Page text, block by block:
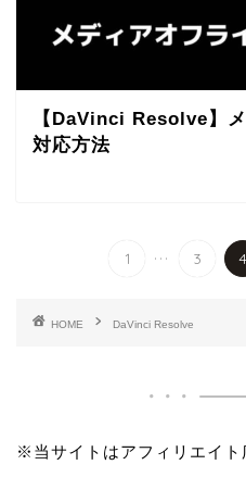
【DaVinci Resolve】
対応方法
1 ... 3 4
HOME DaVinci Resolve
※当サイトはアフィリエイト